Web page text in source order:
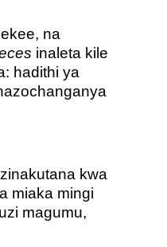
na
inaleta kile
hadithi ya
kwa
miaka mingi
magumu,